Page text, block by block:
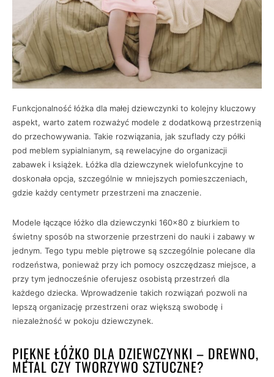
Funkcjonalność łóżka dla małej dziewczynki to kolejny kluczowy
aspekt, warto zatem rozważyć modele z dodatkową przestrzenią
do przechowywania. Takie rozwiązania, jak szuflady czy półki
pod meblem sypialnianym, są rewelacyjne do organizacji
zabawek i książek. Łóżka dla dziewczynek wielofunkcyjne to
doskonała opcja, szczególnie w mniejszych pomieszczeniach,
gdzie każdy centymetr przestrzeni ma znaczenie.
Modele łączące łóżko dla dziewczynki 160×80 z biurkiem to
świetny sposób na stworzenie przestrzeni do nauki i zabawy w
jednym. Tego typu meble piętrowe są szczególnie polecane dla
rodzeństwa, ponieważ przy ich pomocy oszczędzasz miejsce, a
przy tym jednocześnie oferujesz osobistą przestrzeń dla
każdego dziecka. Wprowadzenie takich rozwiązań pozwoli na
lepszą organizację przestrzeni oraz większą swobodę i
niezależność w pokoju dziewczynek.
PIĘKNE ŁÓŻKO DLA DZIEWCZYNKI – DREWNO,
METAL CZY TWORZYWO SZTUCZNE?